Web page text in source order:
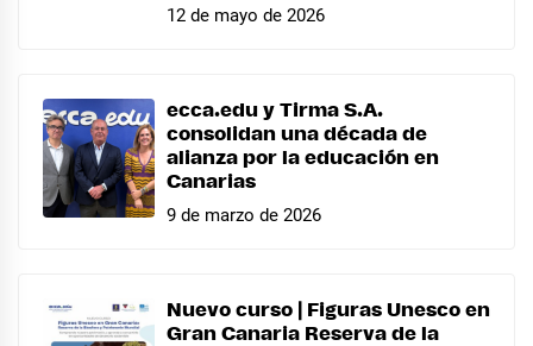
12 de mayo de 2026
ecca.edu y Tirma S.A.
consolidan una década de
alianza por la educación en
Canarias
9 de marzo de 2026
Nuevo curso | Figuras Unesco en
Gran Canaria Reserva de la